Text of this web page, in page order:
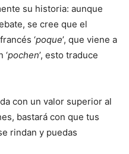
su historia: aunque
se cree que el
‘poque’, que viene a
‘pochen’, esto traduce
con un valor superior al
bastará con que tus
rindan y puedas